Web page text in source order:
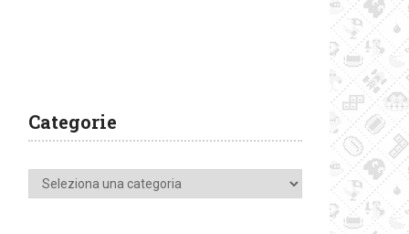
Categorie
Categorie